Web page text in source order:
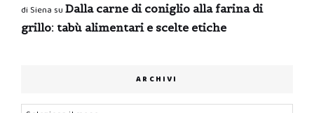
di Siena su Dalla carne di coniglio alla farina di
grillo: tabù alimentari e scelte etiche
ARCHIVI